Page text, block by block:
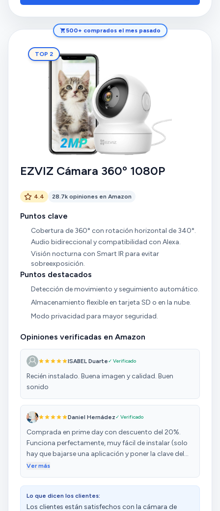
automática de movimiento.
500+ comprados el mes pasado
TOP 2
EZVIZ Cámara 360º 1080P
4.4 28.7k opiniones en Amazon
Puntos clave
Cobertura de 360° con rotación horizontal de 340°.
Audio bidireccional y compatibilidad con Alexa.
Visión nocturna con Smart IR para evitar
sobreexposición.
Puntos destacados
Detección de movimiento y seguimiento automático.
Almacenamiento flexible en tarjeta SD o en la nube.
Modo privacidad para mayor seguridad.
Opiniones verificadas en Amazon
ISABEL Duarte✓ Verificado
Recién instalado. Buena imagen y calidad. Buen
sonido
Daniel Hernádez✓ Verificado
Comprada en prime day con descuento del 20%.
Funciona perfectamente, muy fácil de instalar (solo
hay que bajarse una aplicación y poner la clave del
WiFi). La calidad de la imagen es muy buena, tanto de
configuraciones para que te notifique cuando
detecta movimiento, siga el movimiento (o se
mantenga estática) y haga video o foto de lo que
Ver más
Lo que dicen los clientes:
Los clientes están satisfechos con la cámara de